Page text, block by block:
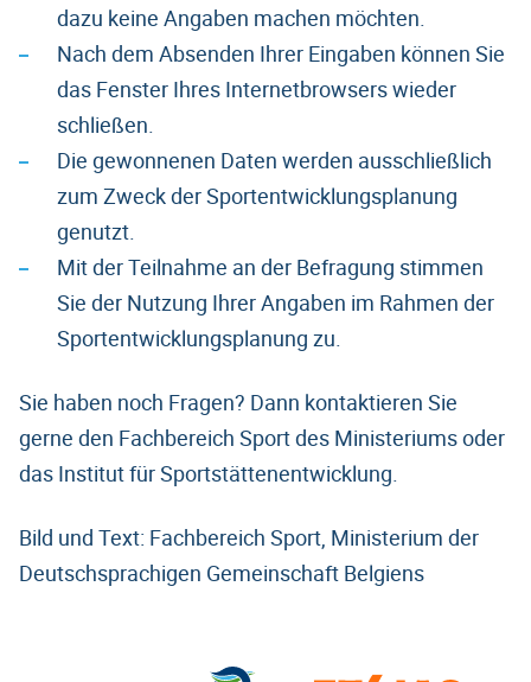
dazu keine Angaben machen möchten.
Nach dem Absenden Ihrer Eingaben können Sie
das Fenster Ihres Internetbrowsers wieder
schließen.
Die gewonnenen Daten werden ausschließlich
zum Zweck der Sportentwicklungsplanung
genutzt.
Mit der Teilnahme an der Befragung stimmen
Sie der Nutzung Ihrer Angaben im Rahmen der
Sportentwicklungsplanung zu.
Sie haben noch Fragen? Dann kontaktieren Sie
gerne den Fachbereich Sport des Ministeriums oder
das Institut für Sportstättenentwicklung.
Bild und Text: Fachbereich Sport, Ministerium der
Deutschsprachigen Gemeinschaft Belgiens